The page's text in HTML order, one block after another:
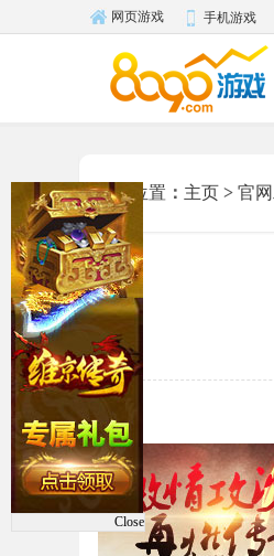
网页游戏 手机游戏
您的位置 ： 主页 > 官
Close